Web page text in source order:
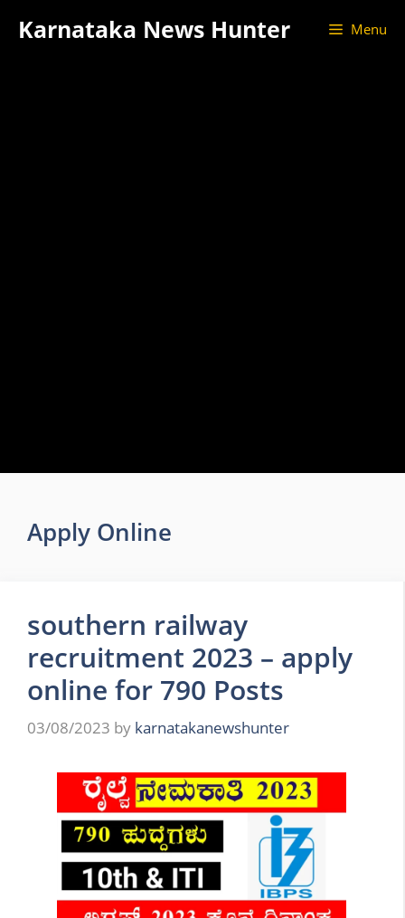
Karnataka News Hunter Menu
Apply Online
southern railway
recruitment 2023 – apply
online for 790 Posts
03/08/2023 by karnatakanewshunter